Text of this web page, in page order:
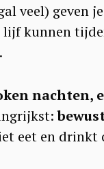
veel) geven je
kunnen
nachten,
eet en drinkt